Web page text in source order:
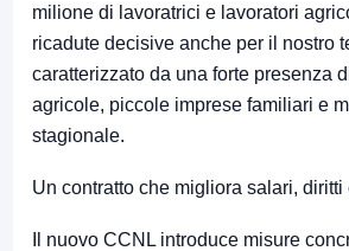
milione di lavoratrici e lavoratori
ricadute decisive anche per il nostro
caratterizzato da una forte presenza
agricole, piccole imprese familiari e
stagionale.
Un contratto che migliora salari, diritti
Il nuovo CCNL introduce misure